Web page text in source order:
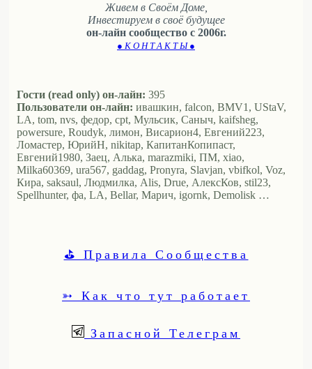
Живем в Своём Доме,
Инвестируем в своё будущее
он-лайн сообщество с 2006г.
● К О Н Т А К Т Ы ●
Гости (read only) он-лайн: 395
Пользователи он-лайн: ивашкин, falcon, BMV1, UStaV,
LA, tom, nvs, федор, cpt, Мульсик, Саныч, kaifsheg,
powersure, Roudyk, лимон, Висариoн4, Евгений223,
Ломастер, ЮрийН, nikitap, КапитанКопипаст,
Евгений1980, Заец, Алька, marazmiki, ПМ, xiao,
Milka60369, ura567, gaddag, Pronyra, Slavjan, vbifkol, Voz,
Кира, saksaul, Людмилка, Alis, Drue, АлексКов, stil23,
Spellhunter, фа, LA, Bellar, Марич, igornk, Demolisk …
⛳ Правила Сообщества
➳ Как что тут работает
Запасной Телеграм